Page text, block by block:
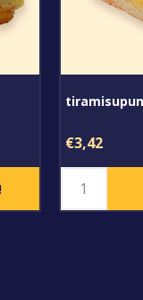
€3,42